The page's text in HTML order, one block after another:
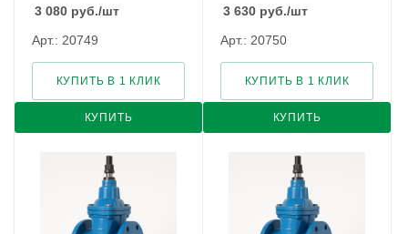
3 080 руб./шт
Арт.: 20749
КУПИТЬ
КУПИТЬ В 1 КЛИК
3 630 руб./шт
Арт.: 20750
КУПИТЬ
КУПИТЬ В 1 КЛИК